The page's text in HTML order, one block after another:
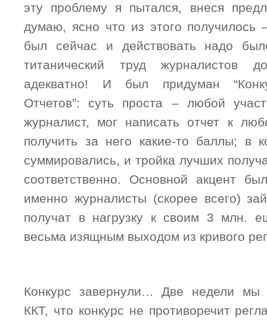
эту проблему я пытался, внеся
думаю, ясно что из этого
был сейчас и действовать надо
титанический труд журналистов
адекватно! И был придуман
Отчетов”: суть проста – любой
журналист, мог написать отчет к
получить за него какие-то баллы; в
суммировались, и тройка лучших
соответственно. Основной акцент
именно журналисты (скорее всего)
получат в нагрузку к своим 3 млн.
весьма изящным выходом из кривого
Конкурс завернули… Две недели мы
ККТ, что конкурс не противоречит